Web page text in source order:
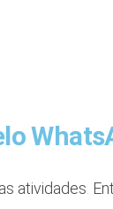
atividades